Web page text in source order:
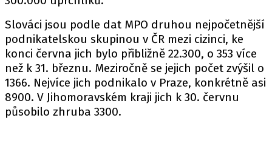
Slováci jsou podle dat MPO druhou nejpočetnější
podnikatelskou skupinou v ČR mezi cizinci, ke
konci června jich bylo přibližně 22.300, o 353 více
než k 31. březnu. Meziročně se jejich počet zvýšil o
1366. Nejvíce jich podnikalo v Praze, konkrétně asi
8900. V Jihomoravském kraji jich k 30. červnu
působilo zhruba 3300.